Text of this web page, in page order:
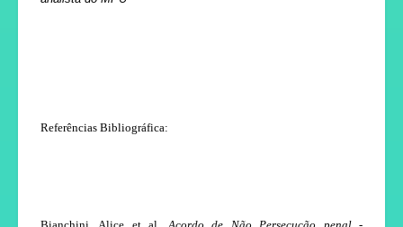
Referências Bibliográfica: